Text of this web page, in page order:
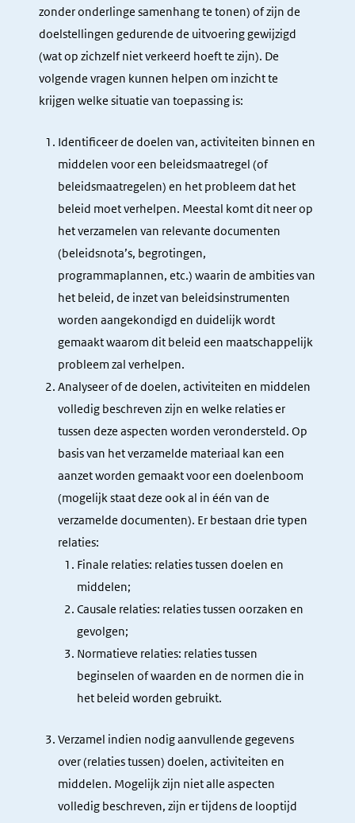
zonder onderlinge samenhang te tonen) of zijn de
doelstellingen gedurende de uitvoering gewijzigd
(wat op zichzelf niet verkeerd hoeft te zijn). De
volgende vragen kunnen helpen om inzicht te
krijgen welke situatie van toepassing is:
Identificeer de doelen van, activiteiten binnen en
middelen voor een beleidsmaatregel (of
beleidsmaatregelen) en het probleem dat het
beleid moet verhelpen. Meestal komt dit neer op
het verzamelen van relevante documenten
(beleidsnota’s, begrotingen,
programmaplannen, etc.) waarin de ambities van
het beleid, de inzet van beleidsinstrumenten
worden aangekondigd en duidelijk wordt
gemaakt waarom dit beleid een maatschappelijk
probleem zal verhelpen.
Analyseer of de doelen, activiteiten en middelen
volledig beschreven zijn en welke relaties er
tussen deze aspecten worden verondersteld. Op
basis van het verzamelde materiaal kan een
aanzet worden gemaakt voor een doelenboom
(mogelijk staat deze ook al in één van de
verzamelde documenten). Er bestaan drie typen
relaties:
Finale relaties: relaties tussen doelen en
middelen;
Causale relaties: relaties tussen oorzaken en
gevolgen;
Normatieve relaties: relaties tussen
beginselen of waarden en de normen die in
het beleid worden gebruikt.
Verzamel indien nodig aanvullende gegevens
over (relaties tussen) doelen, activiteiten en
middelen. Mogelijk zijn niet alle aspecten
volledig beschreven, zijn er tijdens de looptijd